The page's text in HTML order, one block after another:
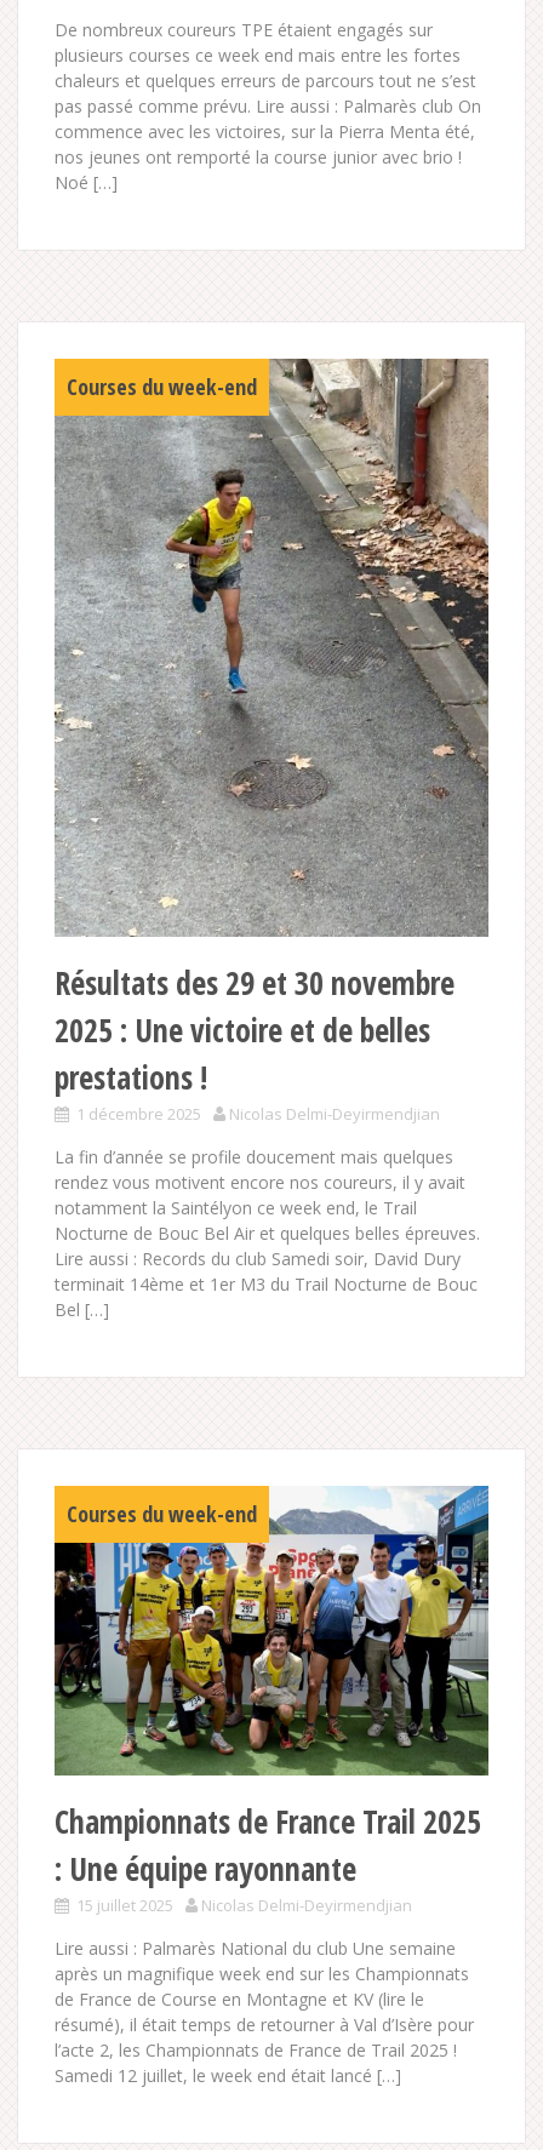
De nombreux coureurs TPE étaient engagés sur
plusieurs courses ce week end mais entre les fortes
chaleurs et quelques erreurs de parcours tout ne s’est
pas passé comme prévu. Lire aussi : Palmarès club On
commence avec les victoires, sur la Pierra Menta été,
nos jeunes ont remporté la course junior avec brio !
Noé […]
Courses du week-end
Résultats des 29 et 30 novembre
2025 : Une victoire et de belles
prestations !
1 décembre 2025 Nicolas Delmi-Deyirmendjian
La fin d’année se profile doucement mais quelques
rendez vous motivent encore nos coureurs, il y avait
notamment la Saintélyon ce week end, le Trail
Nocturne de Bouc Bel Air et quelques belles épreuves.
Lire aussi : Records du club Samedi soir, David Dury
terminait 14ème et 1er M3 du Trail Nocturne de Bouc
Bel […]
Courses du week-end
Championnats de France Trail 2025
: Une équipe rayonnante
15 juillet 2025 Nicolas Delmi-Deyirmendjian
Lire aussi : Palmarès National du club Une semaine
après un magnifique week end sur les Championnats
de France de Course en Montagne et KV (lire le
résumé), il était temps de retourner à Val d’Isère pour
l’acte 2, les Championnats de France de Trail 2025 !
Samedi 12 juillet, le week end était lancé […]